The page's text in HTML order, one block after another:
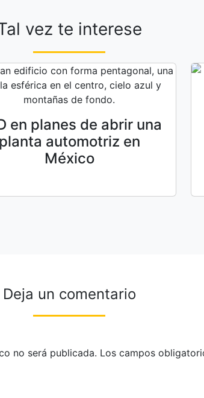
vez te interese
en planes de abrir una
planta automotriz en
México
Deja un comentario
no será publicada. Los campos